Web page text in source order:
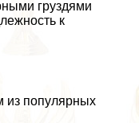
груздями
к
из популярных